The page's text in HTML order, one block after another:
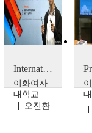
International Economics
이화여자
대학교
오진환